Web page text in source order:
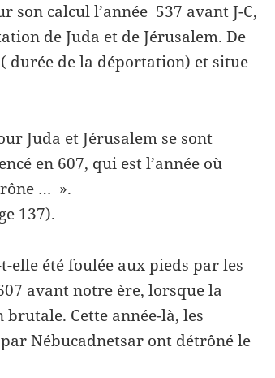
calcul l’année 537 avant J-C,
de Juda et de Jérusalem. De
durée de la déportation) et situe
Juda et Jérusalem se sont
en 607, qui est l’année où
… ».
137).
elle été foulée aux pieds par les
avant notre ère, lorsque la
Cette année-là, les
Nébucadnetsar ont détrôné le